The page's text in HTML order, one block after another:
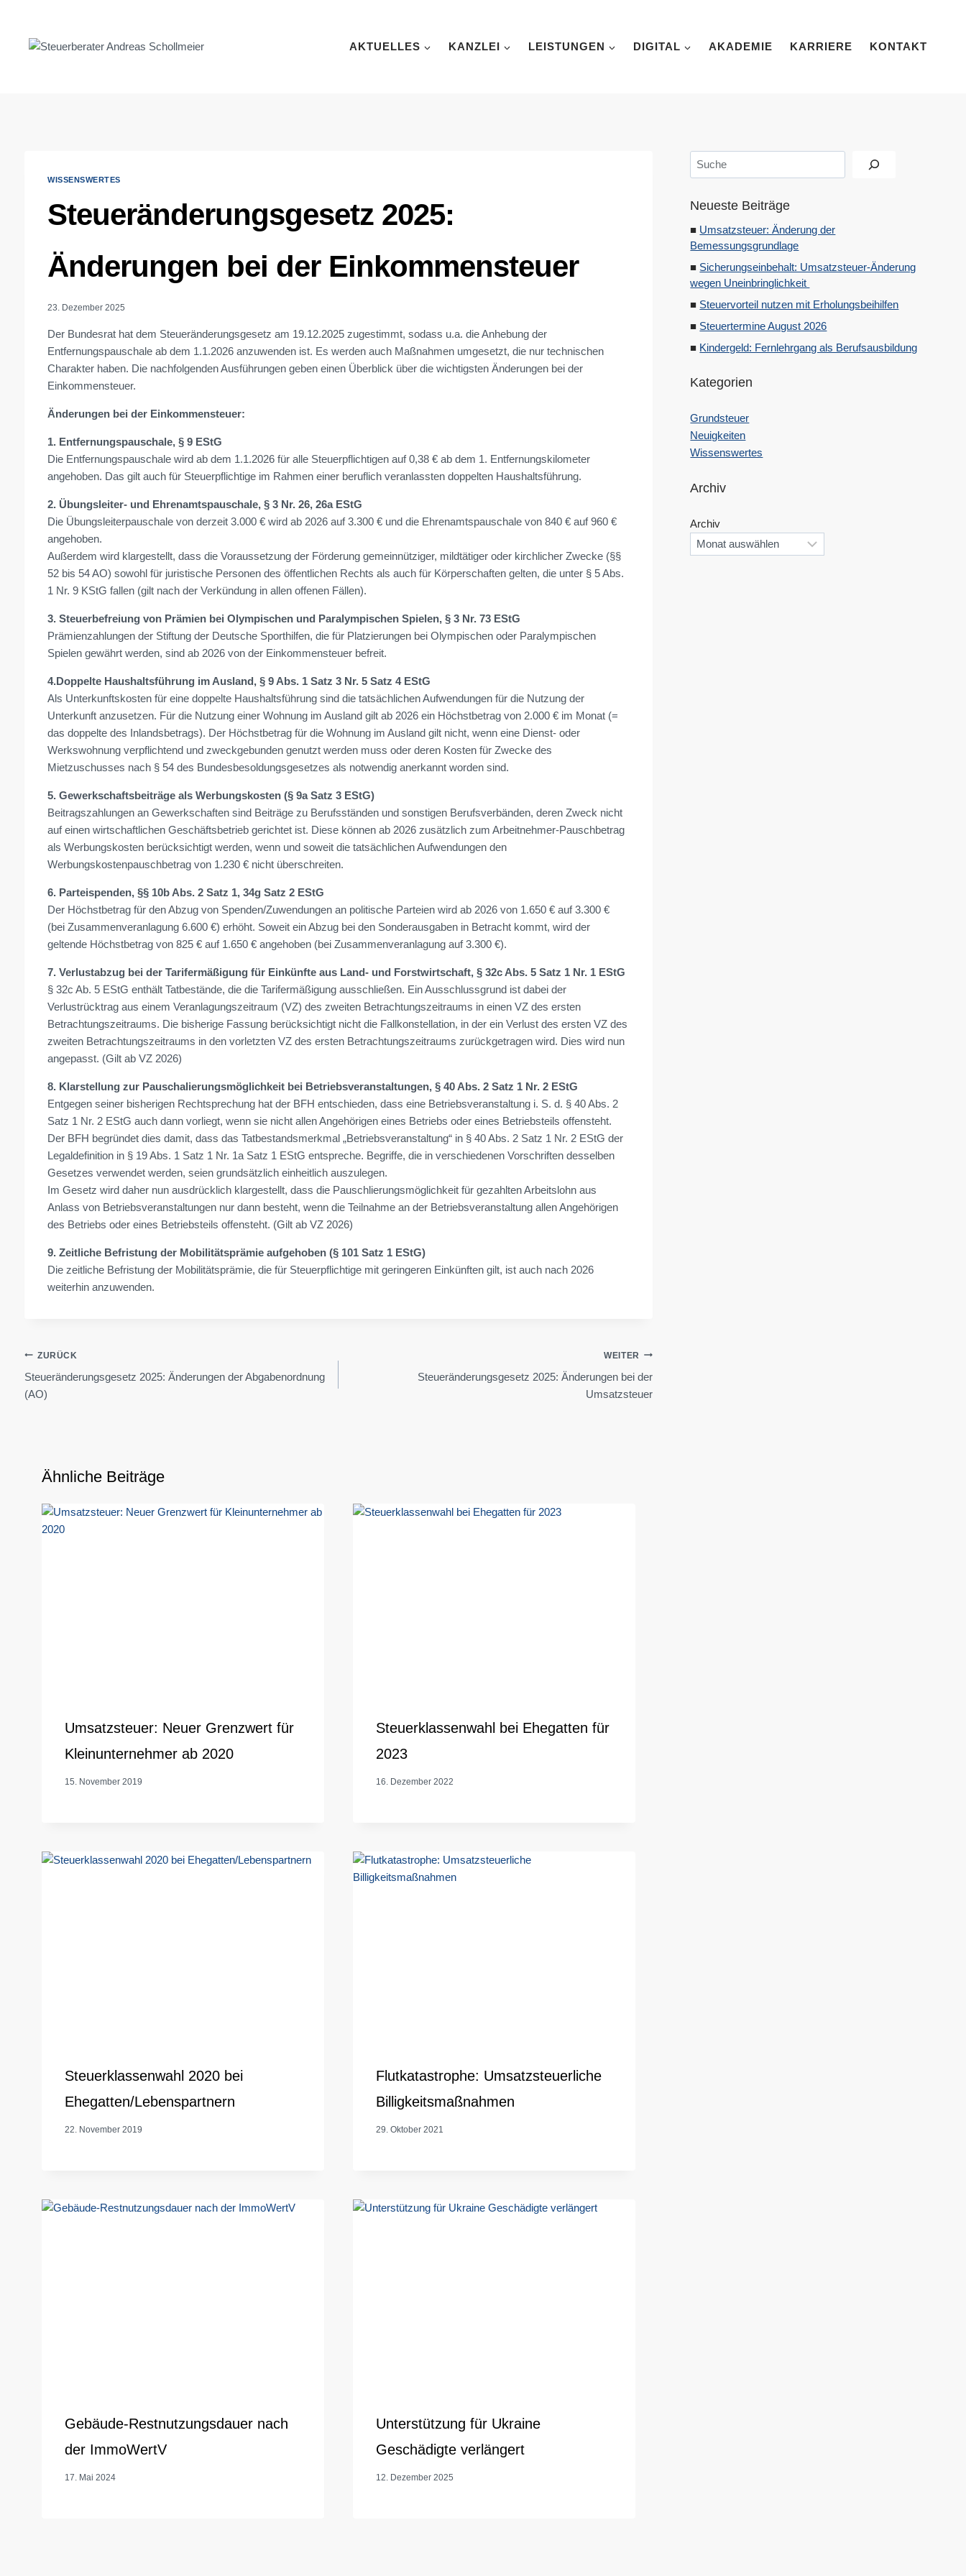
springen
AKTUELLES KANZLEI LEISTUNGEN DIGITAL AKADEMIE KARRIERE KONTAKT
WISSENSWERTES
Steueränderungsgesetz 2025:
Änderungen bei der Einkommensteuer
23. Dezember 2025
Der Bundesrat hat dem Steueränderungsgesetz am 19.12.2025 zugestimmt, sodass u.a. die Anhebung der
Entfernungspauschale ab dem 1.1.2026 anzuwenden ist. Es werden auch Maßnahmen umgesetzt, die nur technischen
Charakter haben. Die nachfolgenden Ausführungen geben einen Überblick über die wichtigsten Änderungen bei der
Einkommensteuer.
Änderungen bei der Einkommensteuer:
1. Entfernungspauschale, § 9 EStG
Die Entfernungspauschale wird ab dem 1.1.2026 für alle Steuerpflichtigen auf 0,38 € ab dem 1. Entfernungskilometer
angehoben. Das gilt auch für Steuerpflichtige im Rahmen einer beruflich veranlassten doppelten Haushaltsführung.
2. Übungsleiter- und Ehrenamtspauschale, § 3 Nr. 26, 26a EStG
Die Übungsleiterpauschale von derzeit 3.000 € wird ab 2026 auf 3.300 € und die Ehrenamtspauschale von 840 € auf 960 €
angehoben.
Außerdem wird klargestellt, dass die Voraussetzung der Förderung gemeinnütziger, mildtätiger oder kirchlicher Zwecke (§§
52 bis 54 AO) sowohl für juristische Personen des öffentlichen Rechts als auch für Körperschaften gelten, die unter § 5 Abs.
1 Nr. 9 KStG fallen (gilt nach der Verkündung in allen offenen Fällen).
3. Steuerbefreiung von Prämien bei Olympischen und Paralympischen Spielen, § 3 Nr. 73 EStG
Prämienzahlungen der Stiftung der Deutsche Sporthilfen, die für Platzierungen bei Olympischen oder Paralympischen
Spielen gewährt werden, sind ab 2026 von der Einkommensteuer befreit.
4.Doppelte Haushaltsführung im Ausland, § 9 Abs. 1 Satz 3 Nr. 5 Satz 4 EStG
Als Unterkunftskosten für eine doppelte Haushaltsführung sind die tatsächlichen Aufwendungen für die Nutzung der
Unterkunft anzusetzen. Für die Nutzung einer Wohnung im Ausland gilt ab 2026 ein Höchstbetrag von 2.000 € im Monat (=
das doppelte des Inlandsbetrags). Der Höchstbetrag für die Wohnung im Ausland gilt nicht, wenn eine Dienst- oder
Werkswohnung verpflichtend und zweckgebunden genutzt werden muss oder deren Kosten für Zwecke des
Mietzuschusses nach § 54 des Bundesbesoldungsgesetzes als notwendig anerkannt worden sind.
5. Gewerkschaftsbeiträge als Werbungskosten (§ 9a Satz 3 EStG)
Beitragszahlungen an Gewerkschaften sind Beiträge zu Berufsständen und sonstigen Berufsverbänden, deren Zweck nicht
auf einen wirtschaftlichen Geschäftsbetrieb gerichtet ist. Diese können ab 2026 zusätzlich zum Arbeitnehmer-Pauschbetrag
als Werbungskosten berücksichtigt werden, wenn und soweit die tatsächlichen Aufwendungen den
Werbungskostenpauschbetrag von 1.230 € nicht überschreiten.
6. Parteispenden, §§ 10b Abs. 2 Satz 1, 34g Satz 2 EStG
Der Höchstbetrag für den Abzug von Spenden/Zuwendungen an politische Parteien wird ab 2026 von 1.650 € auf 3.300 €
(bei Zusammenveranlagung 6.600 €) erhöht. Soweit ein Abzug bei den Sonderausgaben in Betracht kommt, wird der
geltende Höchstbetrag von 825 € auf 1.650 € angehoben (bei Zusammenveranlagung auf 3.300 €).
7. Verlustabzug bei der Tarifermäßigung für Einkünfte aus Land- und Forstwirtschaft, § 32c Abs. 5 Satz 1 Nr. 1 EStG
§ 32c Ab. 5 EStG enthält Tatbestände, die die Tarifermäßigung ausschließen. Ein Ausschlussgrund ist dabei der
Verlustrücktrag aus einem Veranlagungszeitraum (VZ) des zweiten Betrachtungszeitraums in einen VZ des ersten
Betrachtungszeitraums. Die bisherige Fassung berücksichtigt nicht die Fallkonstellation, in der ein Verlust des ersten VZ des
zweiten Betrachtungszeitraums in den vorletzten VZ des ersten Betrachtungszeitraums zurückgetragen wird. Dies wird nun
angepasst. (Gilt ab VZ 2026)
8. Klarstellung zur Pauschalierungsmöglichkeit bei Betriebsveranstaltungen, § 40 Abs. 2 Satz 1 Nr. 2 EStG
Entgegen seiner bisherigen Rechtsprechung hat der BFH entschieden, dass eine Betriebsveranstaltung i. S. d. § 40 Abs. 2
Satz 1 Nr. 2 EStG auch dann vorliegt, wenn sie nicht allen Angehörigen eines Betriebs oder eines Betriebsteils offensteht.
Der BFH begründet dies damit, dass das Tatbestandsmerkmal „Betriebsveranstaltung“ in § 40 Abs. 2 Satz 1 Nr. 2 EStG der
Legaldefinition in § 19 Abs. 1 Satz 1 Nr. 1a Satz 1 EStG entspreche. Begriffe, die in verschiedenen Vorschriften desselben
Gesetzes verwendet werden, seien grundsätzlich einheitlich auszulegen.
Im Gesetz wird daher nun ausdrücklich klargestellt, dass die Pauschlierungsmöglichkeit für gezahlten Arbeitslohn aus
Anlass von Betriebsveranstaltungen nur dann besteht, wenn die Teilnahme an der Betriebsveranstaltung allen Angehörigen
des Betriebs oder eines Betriebsteils offensteht. (Gilt ab VZ 2026)
9. Zeitliche Befristung der Mobilitätsprämie aufgehoben (§ 101 Satz 1 EStG)
Die zeitliche Befristung der Mobilitätsprämie, die für Steuerpflichtige mit geringeren Einkünften gilt, ist auch nach 2026
weiterhin anzuwenden.
Beitragsnavigation
ZURÜCK
Steueränderungsgesetz 2025: Änderungen der Abgabenordnung
(AO)
WEITER
Steueränderungsgesetz 2025: Änderungen bei der
Umsatzsteuer
Ähnliche Beiträge
Umsatzsteuer: Neuer Grenzwert für
Kleinunternehmer ab 2020
15. November 2019
Steuerklassenwahl bei Ehegatten für
2023
16. Dezember 2022
Steuerklassenwahl 2020 bei
Ehegatten/Lebenspartnern
22. November 2019
Flutkatastrophe: Umsatzsteuerliche
Billigkeitsmaßnahmen
29. Oktober 2021
Gebäude-Restnutzungsdauer nach
der ImmoWertV
17. Mai 2024
Unterstützung für Ukraine
Geschädigte verlängert
12. Dezember 2025
Suchen
Neueste Beiträge
Umsatzsteuer: Änderung der
Bemessungsgrundlage
Sicherungseinbehalt: Umsatzsteuer-Änderung
wegen Uneinbringlichkeit
Steuervorteil nutzen mit Erholungsbeihilfen
Steuertermine August 2026
Kindergeld: Fernlehrgang als Berufsausbildung
Kategorien
Grundsteuer
Neuigkeiten
Wissenswertes
Archiv
Archiv